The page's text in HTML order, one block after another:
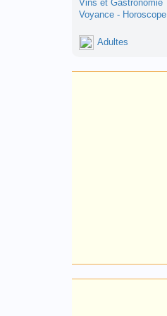
Vins et Gastronomie
Voyance - Horoscope
Adultes